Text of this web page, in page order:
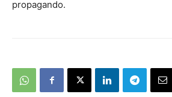
propagando.